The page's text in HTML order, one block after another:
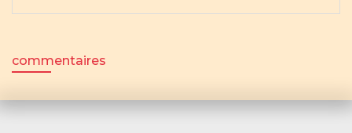
commentaires